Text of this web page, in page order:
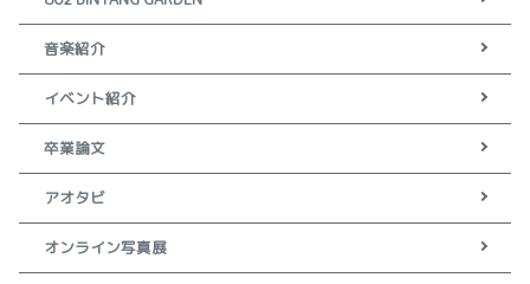
音楽紹介
イベント紹介
卒業論文
アオタビ
オンライン写真展